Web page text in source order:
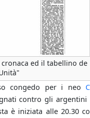
cronaca ed il tabellino de
congedo per i neo
contro gli
è iniziata alle 20.30